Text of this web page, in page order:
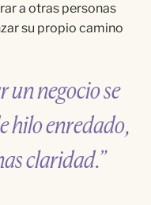
a otras personas
su propio camino
un negocio se
hilo enredado,
claridad.”